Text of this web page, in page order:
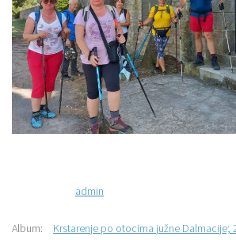
admin
Album:
Krstarenje po otocima južne Dalmacije;